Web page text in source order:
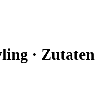
· Zutaten